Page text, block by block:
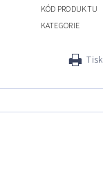
KÓD PRODUKTU
KATEGORIE
Tisk